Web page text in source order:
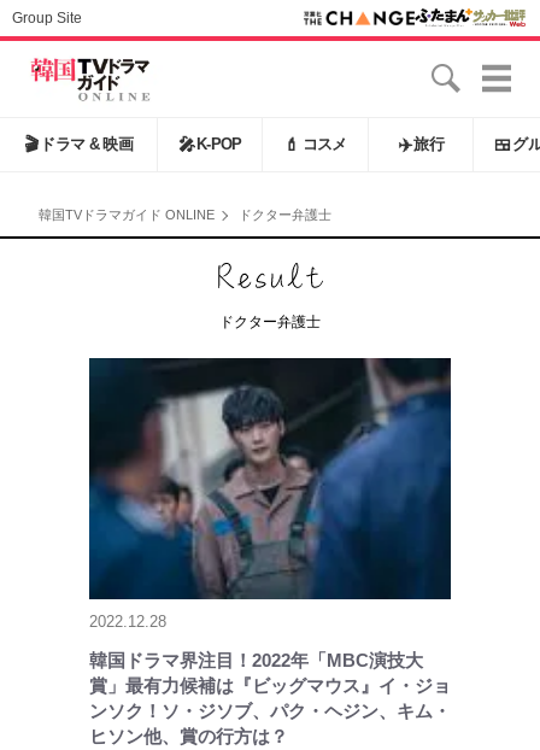
Group Site
🎬 ドラマ & 映画 🎤 K-POP 💄 コスメ ✈️旅行 🍱 グ
韓国TVドラマガイド ONLINE ドクター弁護士
ドクター弁護士
2022.12.28
韓国ドラマ界注目！2022年「MBC演技大
賞」最有力候補は『ビッグマウス』イ・ジョ
ンソク！ソ・ジソブ、パク・ヘジン、キム・
ヒソン他、賞の行方は？